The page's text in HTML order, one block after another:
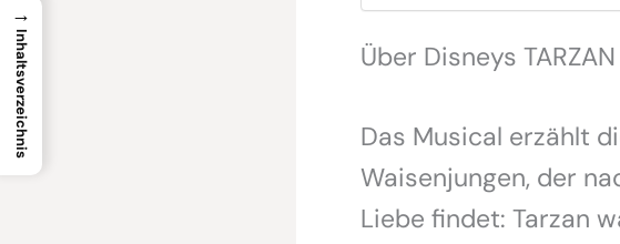
Über Disneys TARZAN
Das Musical erzählt
Waisenjungen, der
Liebe findet: Tarzan
→
Inhaltsverzeichnis